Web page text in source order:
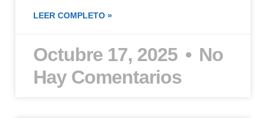
LEER COMPLETO »
Octubre 17, 2025
No
Hay Comentarios